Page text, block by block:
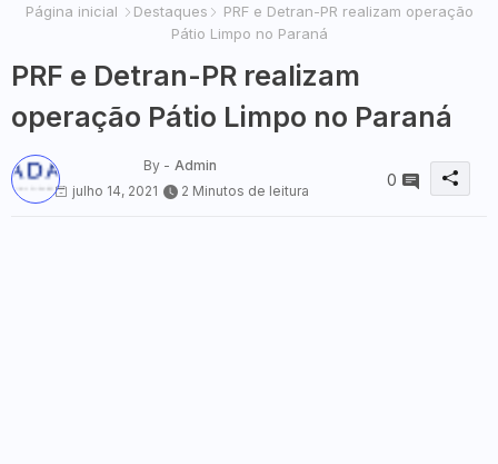
Página inicial Destaques
PRF e Detran-PR realizam operação
Pátio Limpo no Paraná
PRF e Detran-PR realizam
operação Pátio Limpo no Paraná
By - Admin
julho 14, 2021
2 Minutos de leitura
0